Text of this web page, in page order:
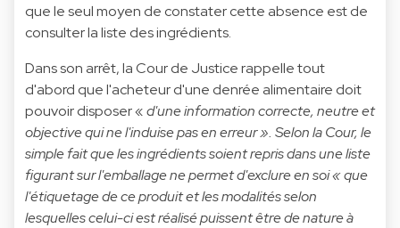
que le seul moyen de constater cette absence est de
consulter la liste des ingrédients.
Dans son arrêt, la Cour de Justice rappelle tout
d'abord que l'acheteur d'une denrée alimentaire doit
pouvoir disposer «d'une information correcte, neutre et
objective qui ne l'induise pas en erreur ». Selon la Cour, le
simple fait que les ingrédients soient repris dans une liste
figurant sur l'emballage ne permet d'exclure en soi « que
l'étiquetage de ce produit et les modalités selon
lesquelles celui-ci est réalisé puissent être de nature à